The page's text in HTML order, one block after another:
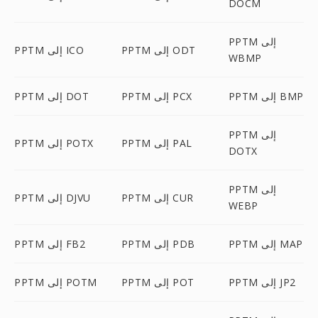
DOCM
PPTM إلى ICO PPTM إلى ODT
PPTM إلى
WBMP
PPTM إلى DOT PPTM إلى PCX PPTM إلى BMP
PPTM إلى POTX PPTM إلى PAL
PPTM إلى
DOTX
PPTM إلى DJVU PPTM إلى CUR
PPTM إلى
WEBP
PPTM إلى FB2 PPTM إلى PDB PPTM إلى MAP
PPTM إلى POTM PPTM إلى POT PPTM إلى JP2